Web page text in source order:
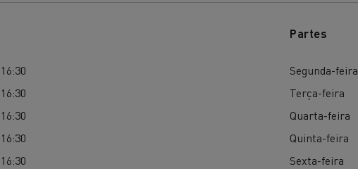
Partes
Segunda-feira
Terça-feira
Quarta-feira
Quinta-feira
Sexta-feira